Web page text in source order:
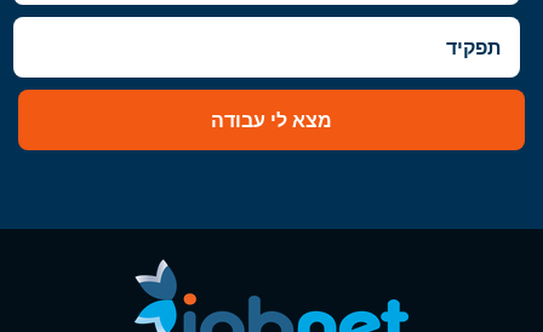
מצא לי עבודה